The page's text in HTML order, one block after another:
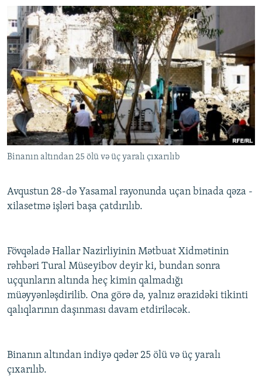
ARAŞDIRMA
MULTIMEDIA
VIDEO
FOTOQALEREYA
İNFOQRAFIKA
KARIKATURA
RADIO ARXIV
OXU ZALI
AZƏRBAYCAN ƏDƏBIYYATI KITABXANASI
İSLAM VƏ DEMOKRATIYA
İZ - MƏDƏNIYYƏT PROQRAMI
HAQQIMIZDA
MISSIYAMIZ
PEŞƏ ETIKASI VƏ JURNALISTIKA STANDARTLARIMIZ
MATERIALLARIMIZDAN ISTIFADƏ
AZADLIQRADIOSU MOBIL TELEFONUNUZDA
XƏBƏR BÜLLETENLƏRIMIZ
BIZI IZLƏ
RFE/RL-in bütün saytları
Binanın altından 25 ölü və üç yaralı çıxarılıb
Avqustun 28-də Yasamal rayonunda uçan binada qəza -
xilasetmə işləri başa çatdırılıb.
Fövqəladə Hallar Nazirliyinin Mətbuat Xidmətinin
rəhbəri Tural Müseyibov deyir ki, bundan sonra
uçqunların altında heç kimin qalmadığı
müəyyənləşdirilib. Ona görə də, yalnız ərazidəki tikinti
qalıqlarının daşınması davam etdiriləcək.
Binanın altından indiyə qədər 25 ölü və üç yaralı
çıxarılıb.